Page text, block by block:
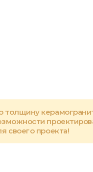
своего проекта!